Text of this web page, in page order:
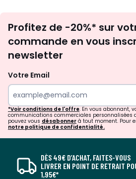
Profitez de -20%* sur
commande en vous
newsletter
Votre Email
*Voir conditions de l'offre. En vous abonnant,
communications commerciales personnalisées
pouvez vous désabonner à tout moment. Pour
notre politique de confidentialité.
DÈS 49€ D’ACHAT, FAITES-VOUS
LIVRER EN POINT DE RETRAIT
1,95€*